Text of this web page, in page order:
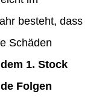
besteht, dass
Schäden
1. Stock
Folgen